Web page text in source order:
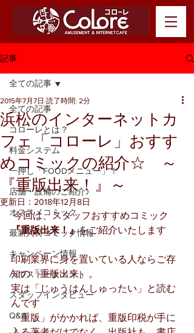
記事
全ての記事
コローレとは？
料金システム
一押し「FOODメニュー」！
店舗・設備のご紹介♪
オススメコミック
最新入荷コミック情報
キャンペーン情報
ハウストーナメント
スタッフインタビュー
Q&A
全ての記事
浜松のインターネットカ
フェ「コローレ」おすす
めコミックの紹介☆ ～
『重版出来！』～
2015年7月7日 読了時間: 2分
更新日： 2018年12月8日
今回は、スタッフおすすめコミック
『重版出来！』をご紹介いたします
印刷業界に身を置いている人ならご存
知の「重版出来」。
実は「じゅうはんしゅったい」と読む
んです
「重版」がかかれば、重版印税が手に